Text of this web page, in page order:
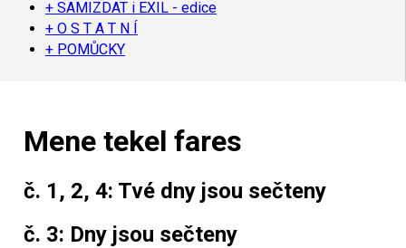
+ SAMIZDAT i EXIL - edice
+ O S T A T N Í
+ POMŮCKY
Mene tekel fares
č. 1, 2, 4: Tvé dny jsou sečteny
č. 3: Dny jsou sečteny